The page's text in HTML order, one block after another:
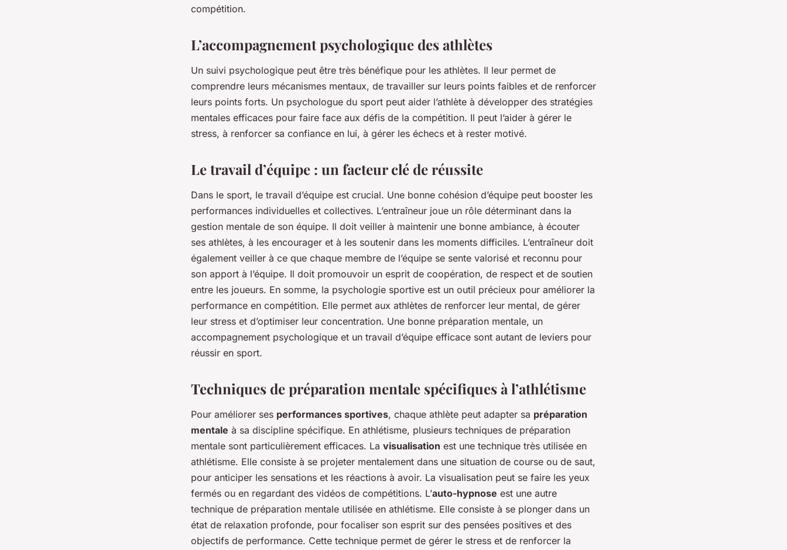
compétition.
L’accompagnement psychologique des athlètes
Un suivi psychologique peut être très bénéfique pour les athlètes. Il leur permet de
comprendre leurs mécanismes mentaux, de travailler sur leurs points faibles et de renforcer
leurs points forts. Un psychologue du sport peut aider l’athlète à développer des stratégies
mentales efficaces pour faire face aux défis de la compétition. Il peut l’aider à gérer le
stress, à renforcer sa confiance en lui, à gérer les échecs et à rester motivé.
Le travail d’équipe : un facteur clé de réussite
Dans le sport, le travail d’équipe est crucial. Une bonne cohésion d’équipe peut booster les
performances individuelles et collectives. L’entraîneur joue un rôle déterminant dans la
gestion mentale de son équipe. Il doit veiller à maintenir une bonne ambiance, à écouter
ses athlètes, à les encourager et à les soutenir dans les moments difficiles. L’entraîneur doit
également veiller à ce que chaque membre de l’équipe se sente valorisé et reconnu pour
son apport à l’équipe. Il doit promouvoir un esprit de coopération, de respect et de soutien
entre les joueurs. En somme, la psychologie sportive est un outil précieux pour améliorer la
performance en compétition. Elle permet aux athlètes de renforcer leur mental, de gérer
leur stress et d’optimiser leur concentration. Une bonne préparation mentale, un
accompagnement psychologique et un travail d’équipe efficace sont autant de leviers pour
réussir en sport.
Techniques de préparation mentale spécifiques à l’athlétisme
Pour améliorer ses performances sportives, chaque athlète peut adapter sa préparation
mentale à sa discipline spécifique. En athlétisme, plusieurs techniques de préparation
mentale sont particulièrement efficaces. La visualisation est une technique très utilisée en
athlétisme. Elle consiste à se projeter mentalement dans une situation de course ou de saut,
pour anticiper les sensations et les réactions à avoir. La visualisation peut se faire les yeux
fermés ou en regardant des vidéos de compétitions. L’auto-hypnose est une autre
technique de préparation mentale utilisée en athlétisme. Elle consiste à se plonger dans un
état de relaxation profonde, pour focaliser son esprit sur des pensées positives et des
objectifs de performance. Cette technique permet de gérer le stress et de renforcer la